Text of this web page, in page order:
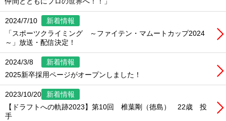
2024/7/10
新着情報
「スポーツクライミング ～ファイテン・マムートカップ2024
～」放送・配信決定！
2024/3/8
新着情報
2025新卒採用ページがオープンしました！
2023/10/20
新着情報
【ドラフトへの軌跡2023】第10回 椎葉剛（徳島） 22歳 投
手